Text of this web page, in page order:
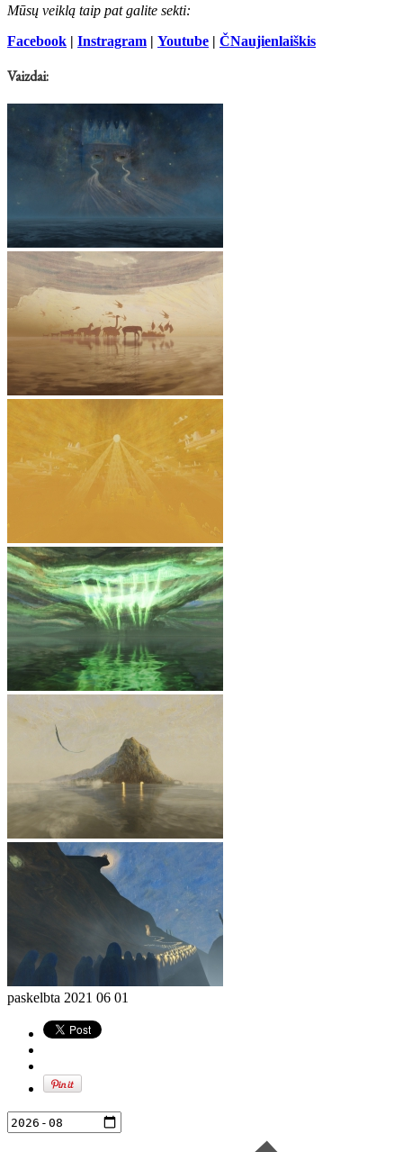
Mūsų veiklą taip pat galite sekti:
Facebook | Instragram | Youtube | ČNaujienlaiškis
Vaizdai:
paskelbta 2021 06 01